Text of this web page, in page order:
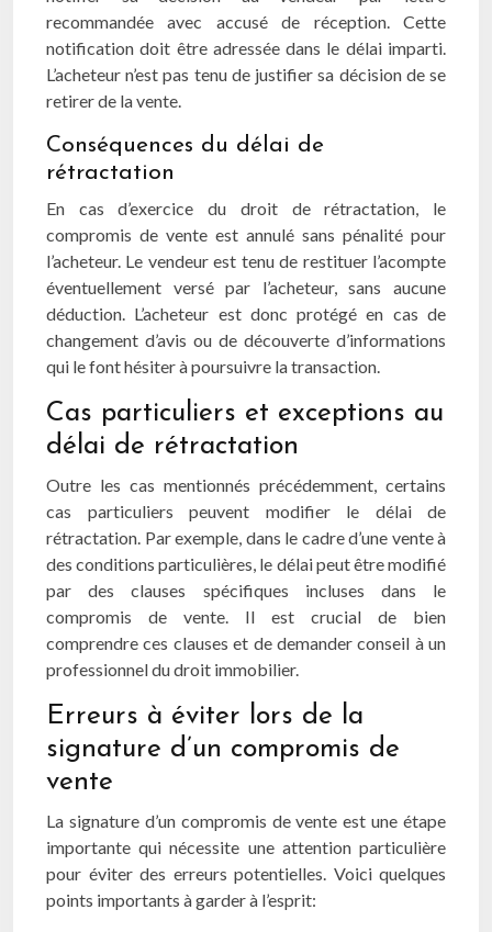
recommandée avec accusé de réception. Cette
notification doit être adressée dans le délai imparti.
L’acheteur n’est pas tenu de justifier sa décision de se
retirer de la vente.
Conséquences du délai de
rétractation
En cas d’exercice du droit de rétractation, le
compromis de vente est annulé sans pénalité pour
l’acheteur. Le vendeur est tenu de restituer l’acompte
éventuellement versé par l’acheteur, sans aucune
déduction. L’acheteur est donc protégé en cas de
changement d’avis ou de découverte d’informations
qui le font hésiter à poursuivre la transaction.
Cas particuliers et exceptions au
délai de rétractation
Outre les cas mentionnés précédemment, certains
cas particuliers peuvent modifier le délai de
rétractation. Par exemple, dans le cadre d’une vente à
des conditions particulières, le délai peut être modifié
par des clauses spécifiques incluses dans le
compromis de vente. Il est crucial de bien
comprendre ces clauses et de demander conseil à un
professionnel du droit immobilier.
Erreurs à éviter lors de la
signature d’un compromis de
vente
La signature d’un compromis de vente est une étape
importante qui nécessite une attention particulière
pour éviter des erreurs potentielles. Voici quelques
points importants à garder à l’esprit: